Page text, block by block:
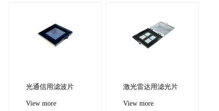
光通信用滤波片
View more
激光雷达用滤光片
View more